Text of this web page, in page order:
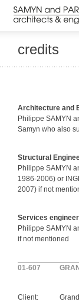
credits
Architecture and
Philippe SAMYN
Samyn who also
Structural
Philippe SAMYN
1986-2006) or
2007) if not
Services
Philippe SAMYN
if not mentioned
01-607
Client: